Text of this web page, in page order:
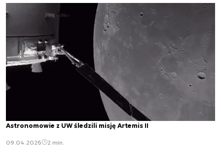
Astronomowie z UW śledzili misję Artemis II
09.04.2026 2 min.